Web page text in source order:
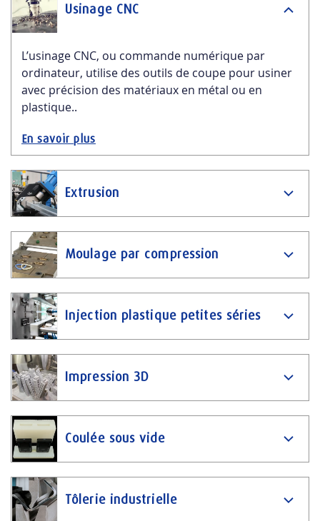
Usinage CNC
L’usinage CNC, ou commande numérique par
ordinateur, utilise des outils de coupe pour usiner
avec précision des matériaux en métal ou en
plastique..
En savoir plus
Extrusion
Moulage par compression
Injection plastique petites séries
Impression 3D
Coulée sous vide
Tôlerie industrielle